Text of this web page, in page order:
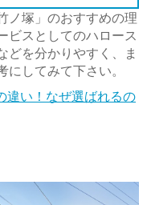
ノ塚」のおすすめの理
ビスとしてのハロース
どを分かりやすく、ま
してみて下さい。
違い！なぜ選ばれるの